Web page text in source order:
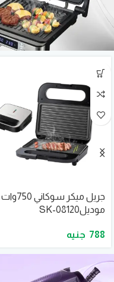
جريل ميكر سوكاني 750وات
موديلSK-08120
788